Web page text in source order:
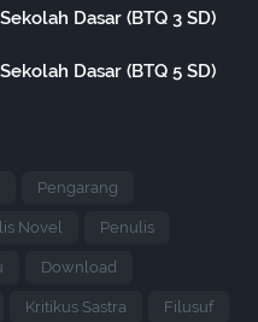
Dasar (BTQ 3 SD)
Dasar (BTQ 5 SD)
Pengarang
Novel Penulis
Download
Kritikus Sastra Filusuf